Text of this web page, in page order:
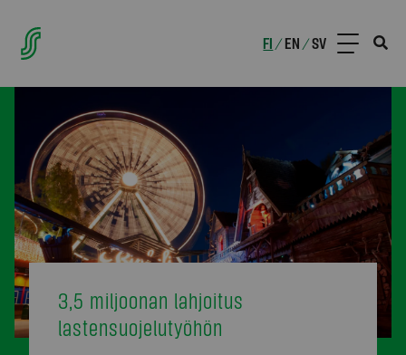
FI /EN /SV
3,5 miljoonan lahjoitus
lastensuojelutyöhön